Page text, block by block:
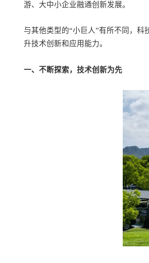
游、大中小企业融通创新发展。
与其他类型的“小巨人”有所不同，科
升技术创新和应用能力。
一、不断探索，技术创新为先